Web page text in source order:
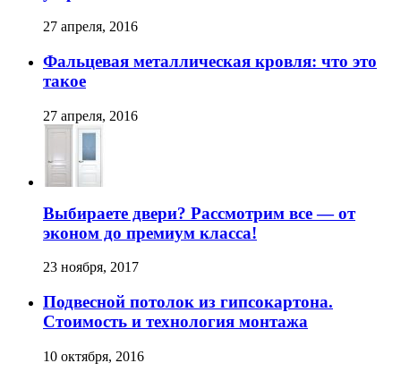
27 апреля, 2016
Фальцевая металлическая кровля: что это
такое
27 апреля, 2016
Выбираете двери? Рассмотрим все — от
эконом до премиум класса!
23 ноября, 2017
Подвесной потолок из гипсокартона.
Стоимость и технология монтажа
10 октября, 2016